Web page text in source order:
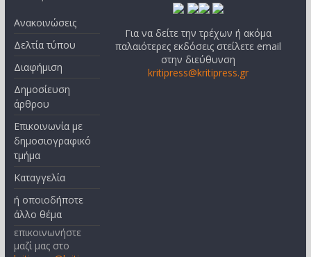
Ανακοινώσεις
Δελτία τύπου
Διαφήμιση
Δημοσίευση
άρθρου
Επικοινωνία με
δημοσιογραφικό
τμήμα
Καταγγελία
ή οποιοδήποτε
άλλο θέμα
επικοινωνήστε
μαζί μας στο
Για να δείτε την τρέχων ή ακόμα
παλαιότερες εκδόσεις στείλετε email
στην διεύθυνση
kritipress@kritipress.gr